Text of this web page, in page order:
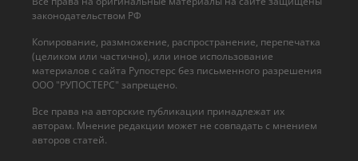
законодательством РФ
Копирование, размножение, распространение, перепечатка
(целиком или частично), или иное использование
материалов с сайта Рупостерс без письменного разрешения
ООО "РУПОСТЕРС" запрещено.
Все права на авторские публикации принадлежат их
авторам. Мнение редакции может не совпадать с мнением
авторов статей.